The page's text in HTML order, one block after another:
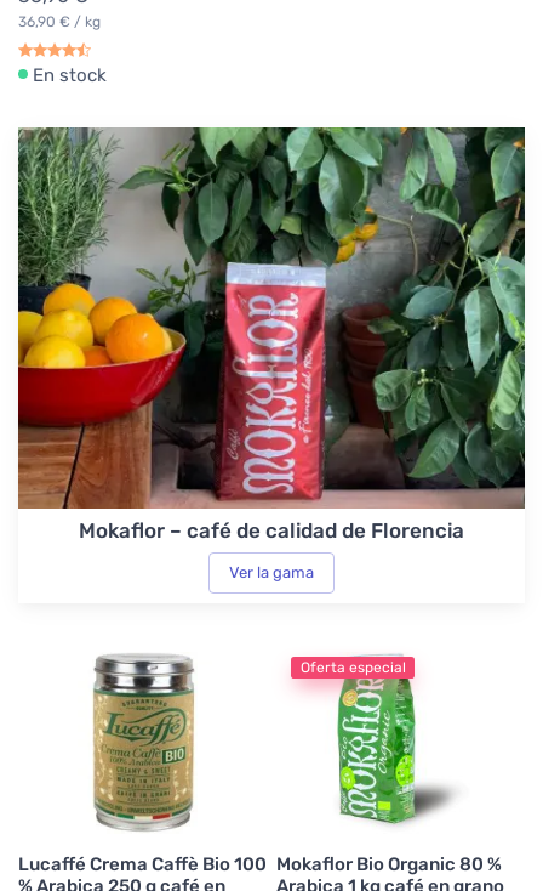
36,90 € / kg
En stock
Mokaflor – café de calidad de Florencia
Ver la gama
Lucaffé Crema Caffè Bio 100
% Arabica 250 g café en
Oferta especial
Mokaflor Bio Organic 80 %
Arabica 1 kg café en grano